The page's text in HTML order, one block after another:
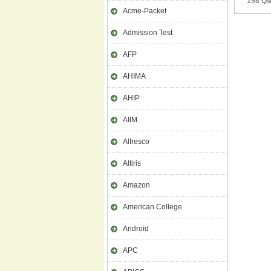
Acme-Packet
Admission Test
AFP
AHIMA
AHIP
AIIM
Alfresco
Altiris
Amazon
American College
Android
APC